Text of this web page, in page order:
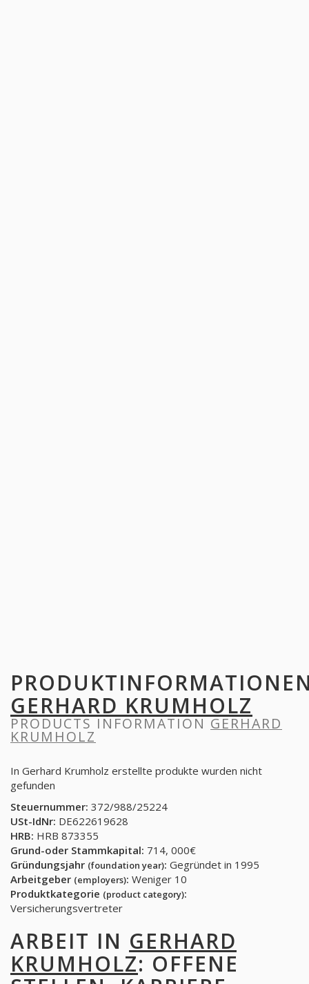
GERHARD KRUMHOLZ
PRODUCTS INFORMATION GERHARD
KRUMHOLZ
In Gerhard Krumholz erstellte produkte wurden nicht
gefunden
Steuernummer: 372/988/25224
USt-IdNr: DE622619628
HRB: HRB 873355
Grund-oder Stammkapital: 714, 000€
Gründungsjahr (foundation year): Gegründet in 1995
Arbeitgeber (employers): Weniger 10
Produktkategorie (product category):
Versicherungsvertreter
ARBEIT IN GERHARD
KRUMHOLZ: OFFENE